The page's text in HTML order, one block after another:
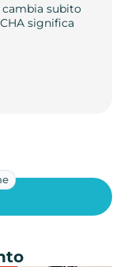
cambia subito
significa